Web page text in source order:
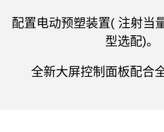
配置电动预塑装置( 注射当
型选配)。
全新大屏控制面板配合